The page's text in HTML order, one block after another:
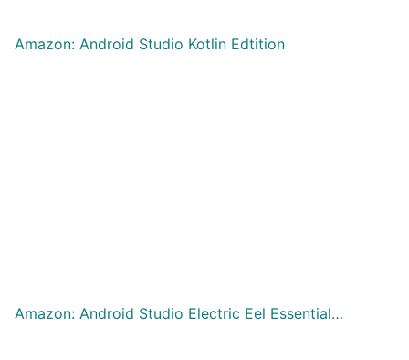
Amazon: Android Studio Kotlin Edtition
Amazon: Android Studio Electric Eel Essential…